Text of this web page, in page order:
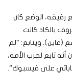
رفيقه، الوضع كان
بالكاد كانت
(عاين). ويتابع: “لم
تابع لحزب الأمة،
على فيسبوك”.